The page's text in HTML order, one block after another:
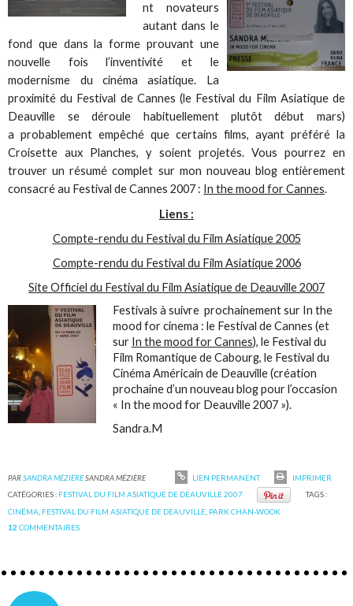
nt novateurs
autant dans le
fond que dans la forme prouvant une
nouvelle fois l’inventivité et le
modernisme du cinéma asiatique. La
proximité du Festival de Cannes (le Festival du Film Asiatique de
Deauville se déroule habituellement plutôt début mars)
a probablement empêché que certains films, ayant préféré la
Croisette aux Planches, y soient projetés. Vous pourrez en
trouver un résumé complet sur mon nouveau blog entièrement
consacré au Festival de Cannes 2007 : In the mood for Cannes.
Liens :
Compte-rendu du Festival du Film Asiatique 2005
Compte-rendu du Festival du Film Asiatique 2006
Site Officiel du Festival du Film Asiatique de Deauville 2007
Festivals à suivre prochainement sur In the
mood for cinema : le Festival de Cannes (et
sur In the mood for Cannes), le Festival du
Film Romantique de Cabourg, le Festival du
Cinéma Américain de Deauville (création
prochaine d’un nouveau blog pour l’occasion
« In the mood for Deauville 2007 »).
Sandra.M
PARSANDRA MÉZIÈRESANDRA MÉZIÈRE LIEN PERMANENT
IMPRIMER
CATÉGORIES : FESTIVAL DU FILM ASIATIQUE DE DEAUVILLE 2007
TAGS :
CINÉMA, FESTIVAL DU FILM ASIATIQUE DE DEAUVILLE, PARK CHAN-WOOK
12 COMMENTAIRES